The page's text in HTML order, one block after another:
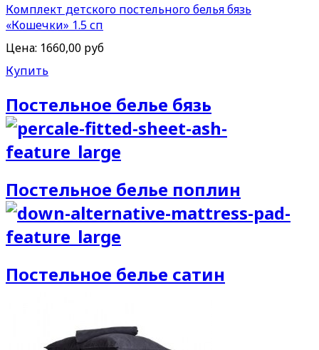
Комплект детского постельного белья бязь
«Кошечки» 1.5 сп
Цена: 1660,00 руб
Купить
Постельное белье бязь
Постельное белье поплин
Постельное белье сатин